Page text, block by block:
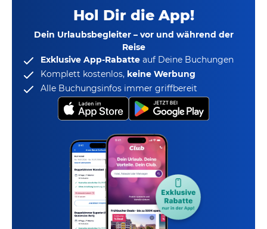
Hol Dir die App!
Dein Urlaubsbegleiter – vor und während der
Reise
Exklusive App-Rabatte auf Deine Buchungen
Komplett kostenlos, keine Werbung
Alle Buchungsinfos immer griffbereit